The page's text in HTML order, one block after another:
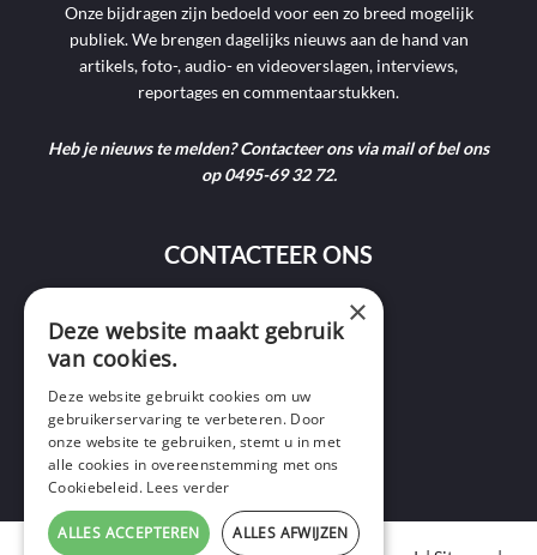
Onze bijdragen zijn bedoeld voor een zo breed mogelijk
publiek. We brengen dagelijks nieuws aan de hand van
artikels, foto-, audio- en videoverslagen, interviews,
reportages en commentaarstukken.
Heb je nieuws te melden? Contacteer ons via mail of bel ons
op 0495-69 32 72.
CONTACTEER ONS
9400 Ninove
+32 495 69 32 72
×
Deze website maakt gebruik
van cookies.
Deze website gebruikt cookies om uw
gebruikerservaring te verbeteren. Door
onze website te gebruiken, stemt u in met
alle cookies in overeenstemming met ons
Cookiebeleid. Lees verder
ALLES ACCEPTEREN ALLES AFWIJZEN